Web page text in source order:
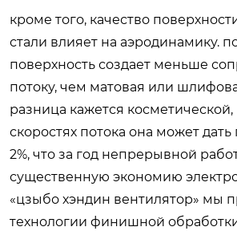
кроме того, качество
стали влияет на аэродинамику.
поверхность создает меньше
потоку, чем матовая или
разница кажется
скоростях потока она может дать
2%, что за год непрерывной
существенную экономию
«цзыбо хэндин вентилятор» мы
технологии финишной